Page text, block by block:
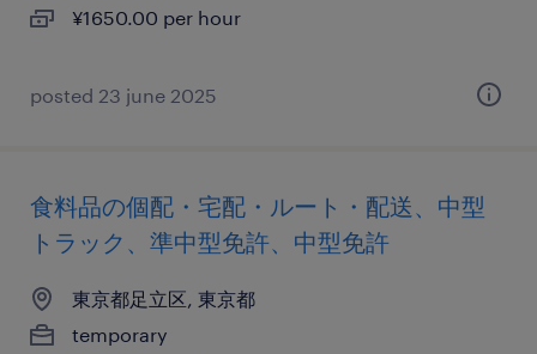
¥1650.00 per hour
posted 23 june 2025
食料品の個配・宅配・ルート・配送、中型
トラック、準中型免許、中型免許
東京都足立区, 東京都
temporary